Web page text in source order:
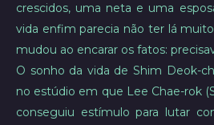
crescidos, uma neta e uma
vida enfim parecia não ter lá
mudou ao encarar os fatos:
O sonho da vida de Shim Deok-
no estúdio em que Lee Chae-rok
conseguiu estímulo para lutar